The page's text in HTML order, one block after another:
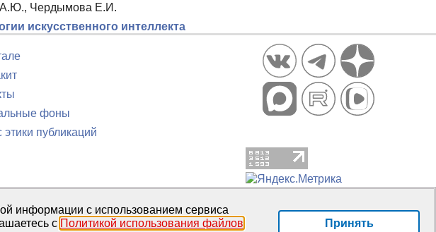
А.Ю., Чердымова Е.И.
искусственного интеллекта
фоны
этики публикаций
информации с использованием сервиса
с Политикой использования файлов
Принять